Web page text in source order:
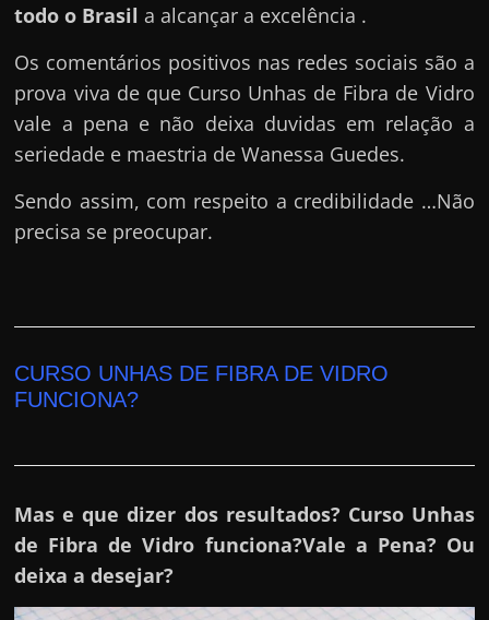
todo o Brasil a alcançar a excelência .
Os comentários positivos nas redes sociais são a
prova viva de que Curso Unhas de Fibra de Vidro
vale a pena e não deixa duvidas em relação a
seriedade e maestria de Wanessa Guedes.
Sendo assim, com respeito a credibilidade …Não
precisa se preocupar.
CURSO UNHAS DE FIBRA DE VIDRO
FUNCIONA?
Mas e que dizer dos resultados? Curso Unhas
de Fibra de Vidro funciona?Vale a Pena? Ou
deixa a desejar?